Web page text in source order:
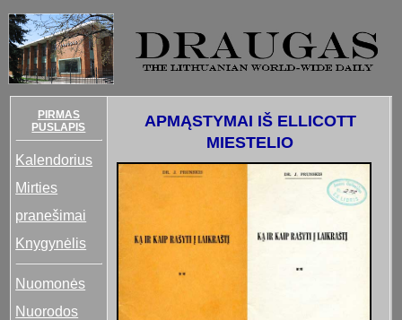
PIRMAS
PUSLAPIS
Kalendorius
Mirties
pranešimai
Knygynėlis
Nuomonės
Nuorodos
APMĄSTYMAI IŠ ELLICOTT
MIESTELIO